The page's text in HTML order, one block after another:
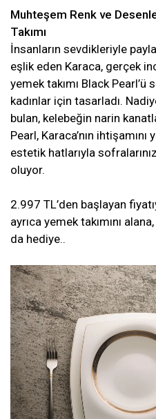
Muhteşem Renk ve
Takımı
İnsanların sevdikleriyle
eşlik eden Karaca, gerçek
yemek takımı Black
kadınlar için tasarladı.
bulan, kelebeğin narin
Pearl, Karaca’nın ihtişamını
estetik hatlarıyla
oluyor.
2.997 TL’den başlayan
ayrıca yemek takımını
da hediye..